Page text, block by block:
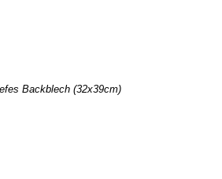
Backblech (32x39cm)